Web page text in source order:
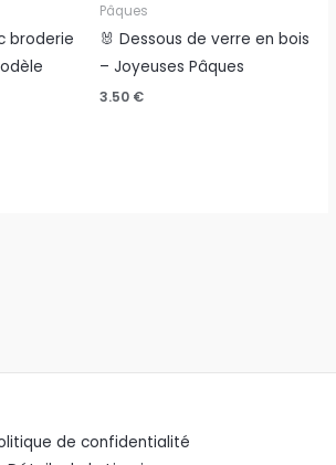
broderie
Pâques
🐰 Dessous de verre en bois
– Joyeuses Pâques
3.50 €
de confidentialité